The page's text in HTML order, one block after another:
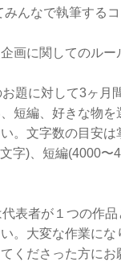
んなで執筆するコ
画に関してのルー
題に対して3ヶ月間
短編、好きな物を
。文字数の目安は
字)、短編(4000〜
表者が１つの作
。大変な作業にな
くださった方に